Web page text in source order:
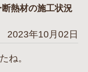
熱材の施工状況
2023年10月02日
ね。